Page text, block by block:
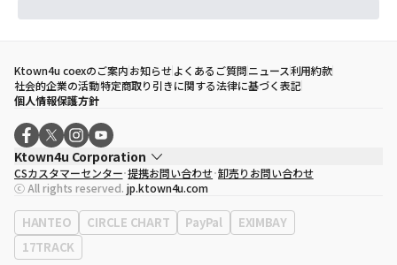
Ktown4u coexのご案内お知らせよくあるご質問ニュース利用約款
社会的企業の活動特定商取り引きに関する法律に基づく表記
個人情報保護方針
Ktown4u Corporation
代表取締役
ソン・ヒョミン
事業者登録番号120-87-71116
eContext
0120-23-7523
事務所住所
ソウル特別市江南区永東大路513、3階(三成洞、coex)
CSカスタマーセンター 提携お問い合わせ 卸売りお問い合わせ
ⓒ All rights reserved. jp.ktown4u.com
HANTEO CIRCLE CHART PayPal
EXIMBAY
17TRACK